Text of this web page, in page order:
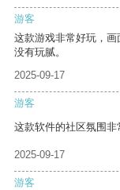
游客
这款游戏非常好玩，
没有玩腻。
2025-09-17
游客
这款软件的社区氛围非
2025-09-17
游客